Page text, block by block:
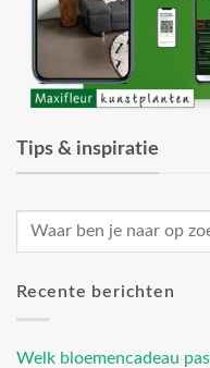
Tips & inspiratie
Recente berichten
Welk bloemencadeau